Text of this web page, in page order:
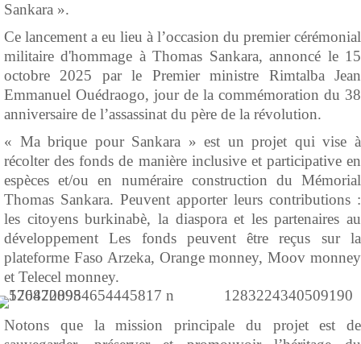
Sankara ».
Ce lancement a eu lieu à l’occasion du premier cérémonial
militaire d'hommage à Thomas Sankara, annoncé le 15
octobre 2025 par le Premier ministre Rimtalba Jean
Emmanuel Ouédraogo, jour de la commémoration du 38
anniversaire de l’assassinat du père de la révolution.
« Ma brique pour Sankara » est un projet qui vise à
récolter des fonds de manière inclusive et participative en
espèces et/ou en numéraire construction du Mémorial
Thomas Sankara. Peuvent apporter leurs contributions :
les citoyens burkinabè, la diaspora et les partenaires au
développement Les fonds peuvent être reçus sur la
plateforme Faso Arzeka, Orange monney, Moov monney
et Telecel monney.
Notons que la mission principale du projet est de